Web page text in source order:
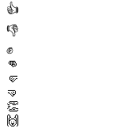
👍
👎
✊
👊
🤛
🤜
👏
🙌